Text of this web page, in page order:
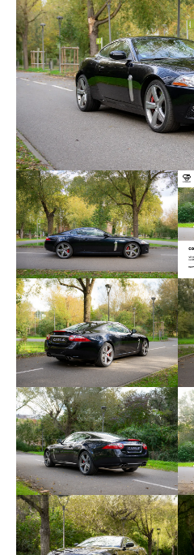
Châssis sport
Jantes alu
Peinture métallisée
Phares directionnels
Rétroviseurs
Accoudoir central
CD avec chargeur
Climatisation
Climatisation
Direction assistée
Fermeture électrique
GPS
Ordinateur de bord
Palettes au volant
Prise audio USB
Prises audio auxiliaires
Régulateur de vitesse
Régulateur limiteur de
Rétroviseur int. jour/
Sièges électriques
Système audio et
Vitres électriques
Vitres surteintées
Volant cuir